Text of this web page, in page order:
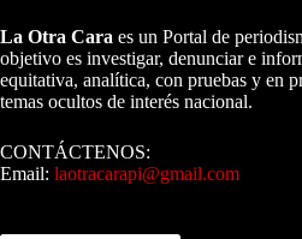
La Otra Cara es un Portal de
objetivo es investigar, denunciar e
equitativa, analítica, con pruebas y en
temas ocultos de interés nacional.
CONTÁCTENOS:
Email: laotracarapi@gmail.com